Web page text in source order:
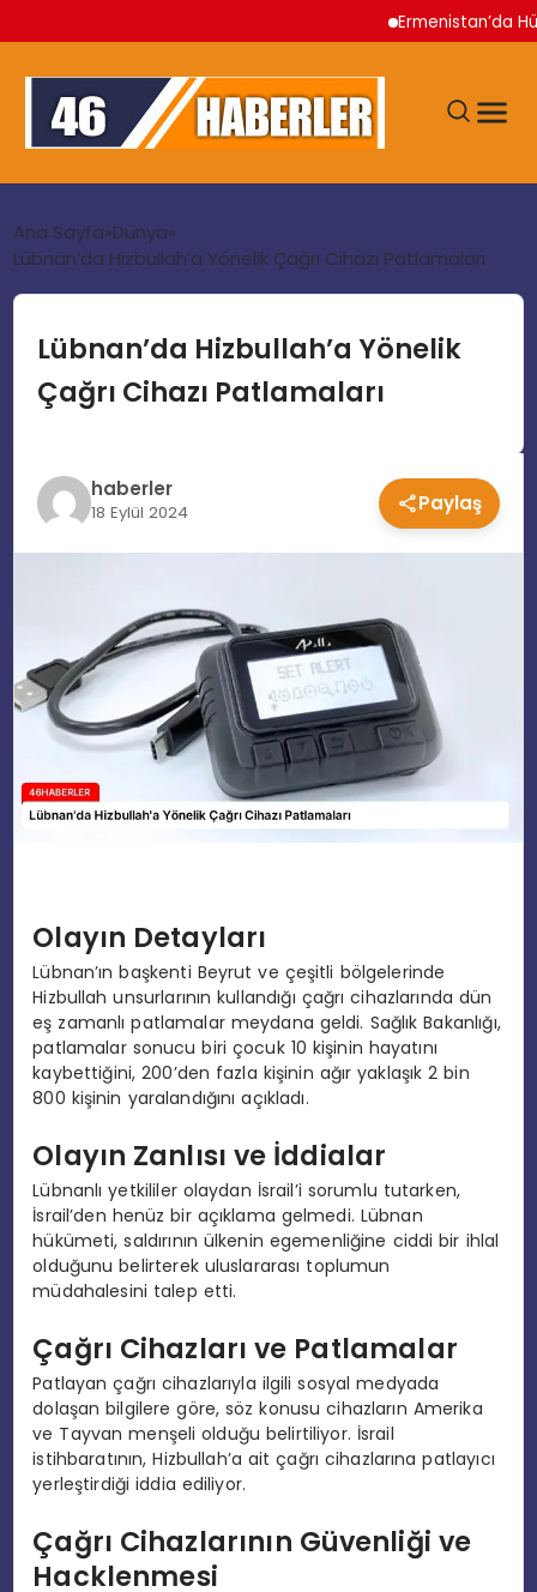
Ermenistan’da
GÜNDEM
EKONOMI
TEKNOLOJI
MAGAZIN
SPOR
YAŞAM
Ana Sayfa Dünya
Lübnan’da Hizbullah’a Yönelik Çağrı Cihazı Patlamaları
Lübnan’da Hizbullah’a Yönelik
Çağrı Cihazı Patlamaları
haberler
18 Eylül 2024 Paylaş
Olayın Detayları
Lübnan’ın başkenti Beyrut ve çeşitli bölgelerinde
Hizbullah unsurlarının kullandığı çağrı cihazlarında dün
eş zamanlı patlamalar meydana geldi. Sağlık Bakanlığı,
patlamalar sonucu biri çocuk 10 kişinin hayatını
kaybettiğini, 200’den fazla kişinin ağır yaklaşık 2 bin
800 kişinin yaralandığını açıkladı.
Olayın Zanlısı ve İddialar
Lübnanlı yetkililer olaydan İsrail’i sorumlu tutarken,
İsrail’den henüz bir açıklama gelmedi. Lübnan
hükümeti, saldırının ülkenin egemenliğine ciddi bir ihlal
olduğunu belirterek uluslararası toplumun
müdahalesini talep etti.
Çağrı Cihazları ve Patlamalar
Patlayan çağrı cihazlarıyla ilgili sosyal medyada
dolaşan bilgilere göre, söz konusu cihazların Amerika
ve Tayvan menşeli olduğu belirtiliyor. İsrail
istihbaratının, Hizbullah’a ait çağrı cihazlarına patlayıcı
yerleştirdiği iddia ediliyor.
Çağrı Cihazlarının Güvenliği ve
Hacklenmesi